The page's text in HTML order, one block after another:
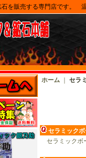
を販売する専門店です。
ホーム セラ
セラミック
セラミックボ